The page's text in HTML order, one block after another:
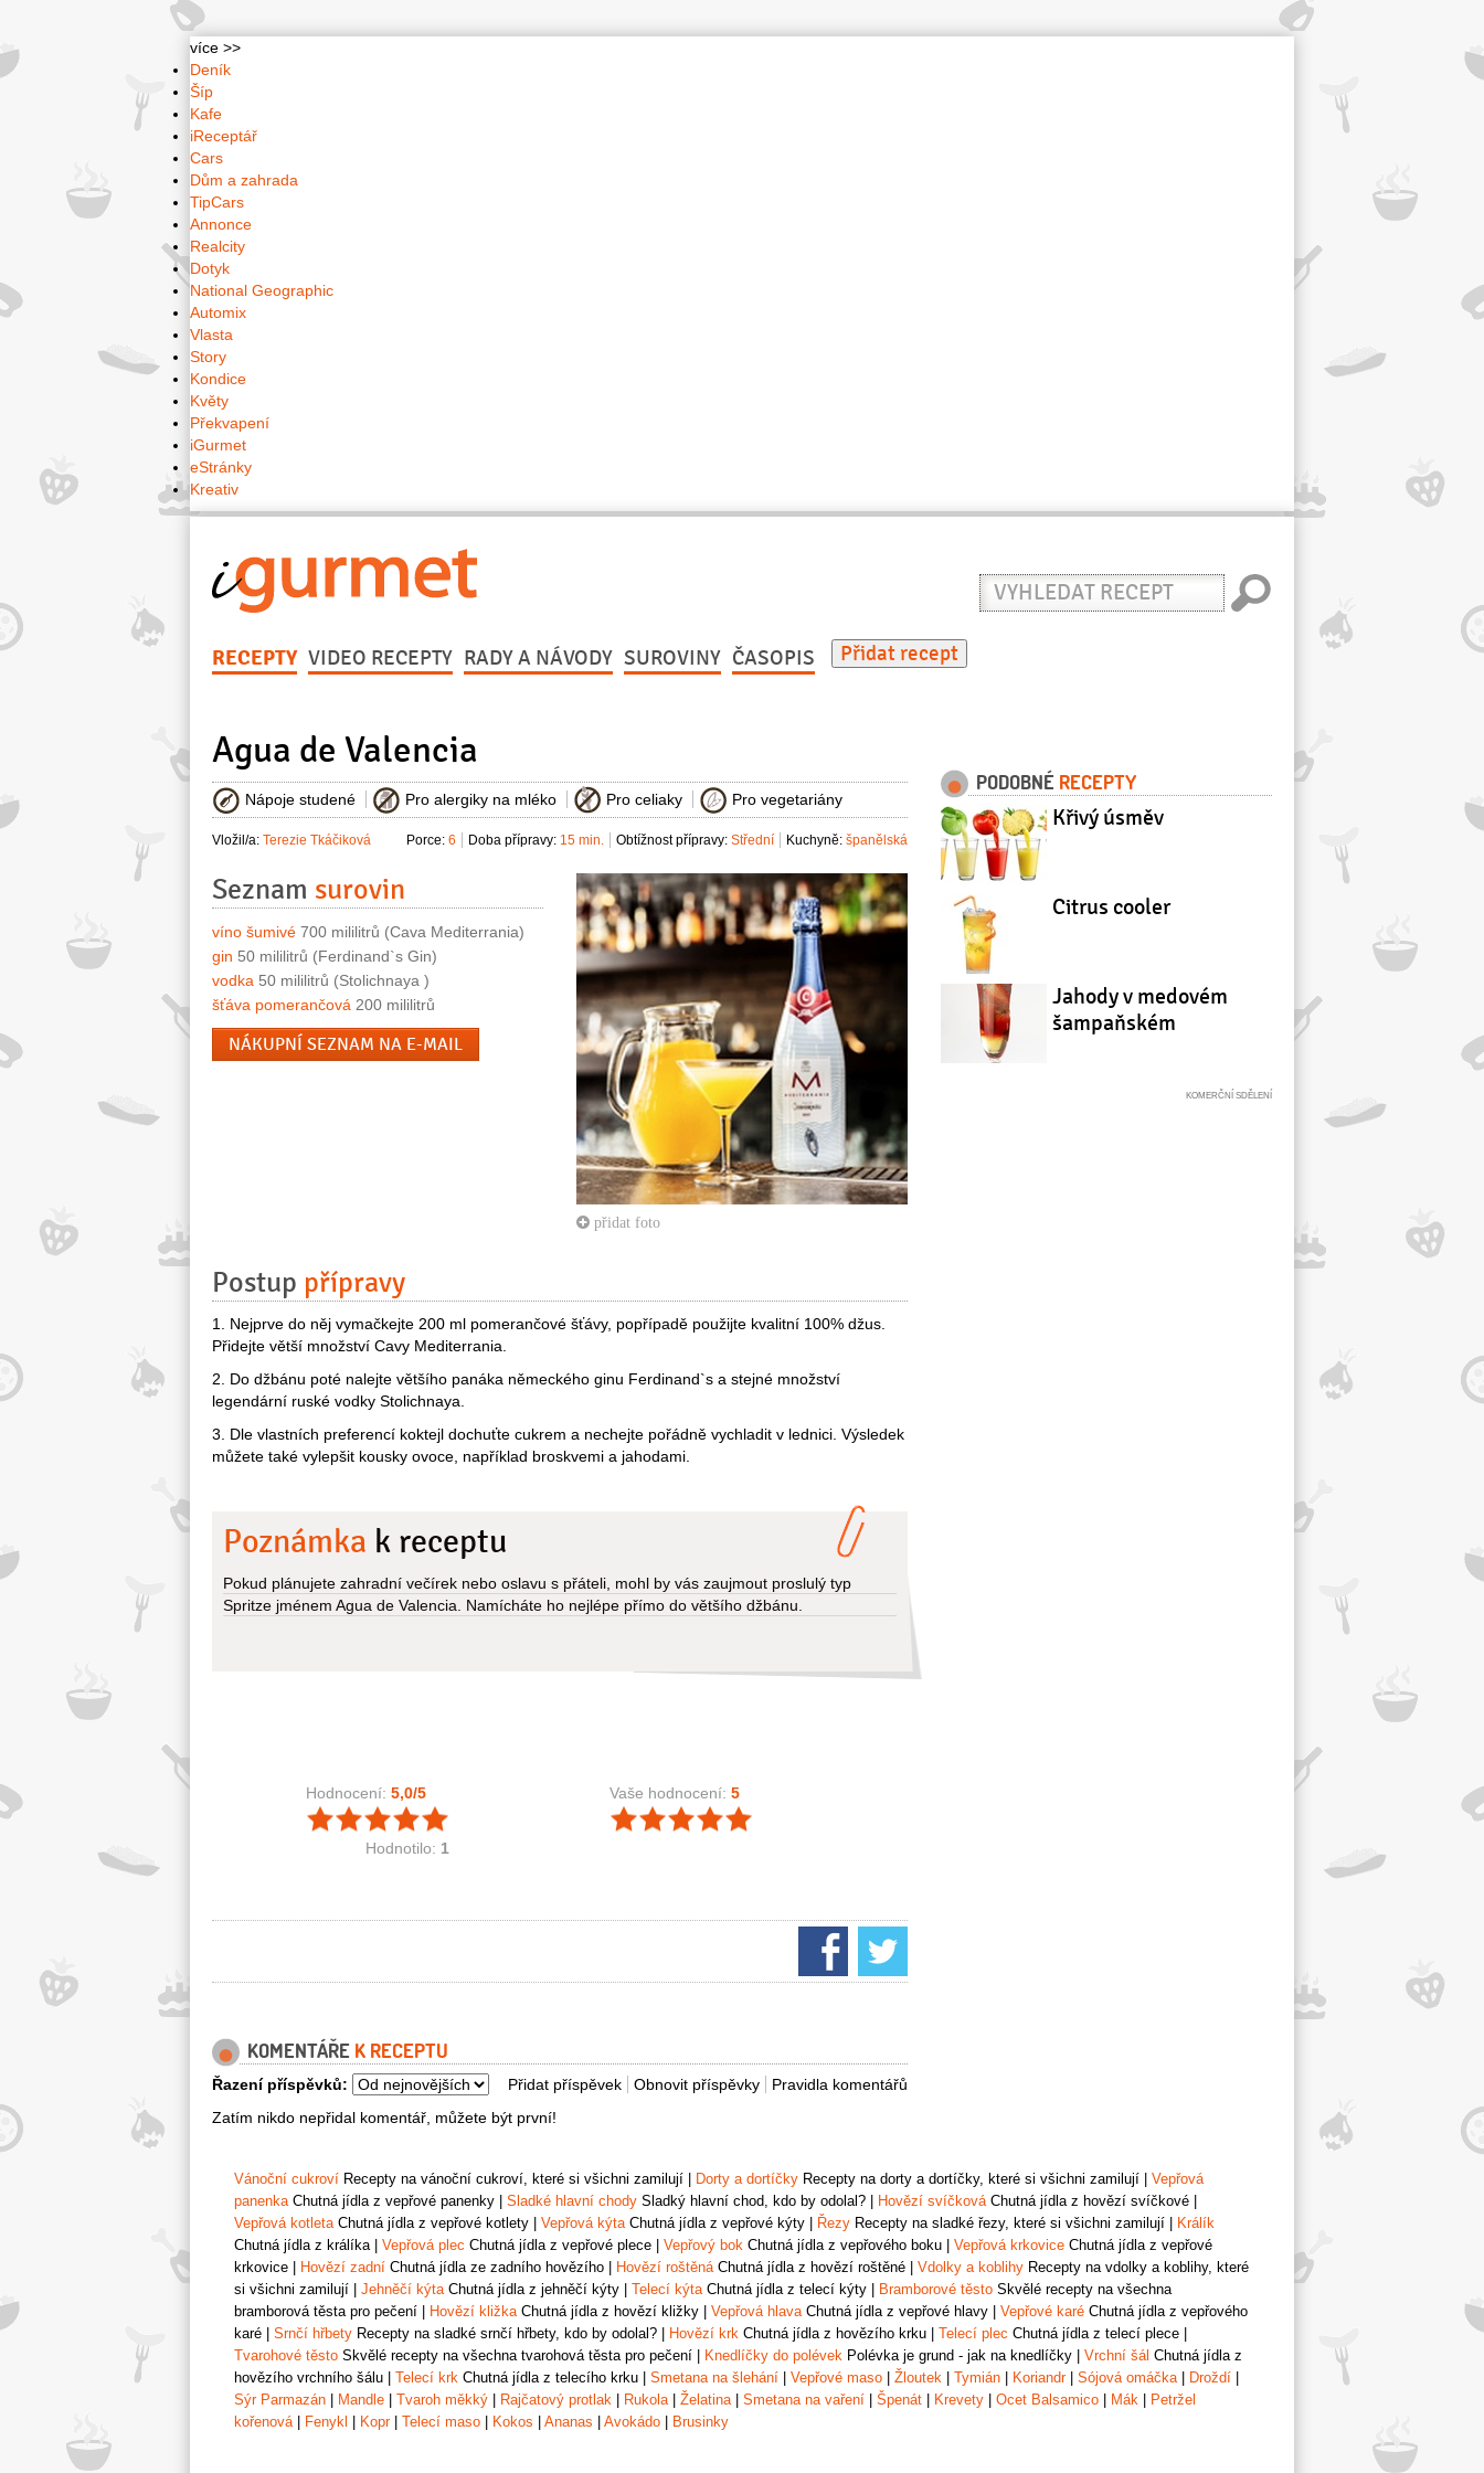
více >>
Deník
Šíp
Kafe
iReceptář
Cars
Dům a zahrada
TipCars
Annonce
Realcity
Dotyk
National Geographic
Automix
Vlasta
Story
Kondice
Květy
Překvapení
iGurmet
eStránky
Kreativ
Vyhledat
recept
RECEPTY VIDEO RECEPTY RADY A NÁVODY SUROVINY ČASOPIS Přidat recept
Agua de Valencia
Nápoje studené Pro alergiky na mléko Pro celiaky Pro vegetariány
Vložil/a: Terezie Tkáčiková Kuchyně: španělská
Obtížnost přípravy: Střední
Doba přípravy: 15 min.
Porce: 6
přidat foto
Seznam surovin
víno šumivé 700 mililitrů (Cava Mediterrania)
gin 50 mililitrů (Ferdinand`s Gin)
vodka 50 mililitrů (Stolichnaya )
šťáva pomerančová 200 mililitrů
NÁKUPNÍ SEZNAM NA E-MAIL
Postup přípravy
1. Nejprve do něj vymačkejte 200 ml pomerančové šťávy, popřípadě použijte kvalitní 100% džus.
Přidejte větší množství Cavy Mediterrania.
2. Do džbánu poté nalejte většího panáka německého ginu Ferdinand`s a stejné množství
legendární ruské vodky Stolichnaya.
3. Dle vlastních preferencí koktejl dochuťte cukrem a nechejte pořádně vychladit v lednici. Výsledek
můžete také vylepšit kousky ovoce, například broskvemi a jahodami.
Poznámka k receptu
Pokud plánujete zahradní večírek nebo oslavu s přáteli, mohl by vás zaujmout proslulý typ
Spritze jménem Agua de Valencia. Namícháte ho nejlépe přímo do většího džbánu.
Hodnocení: 5,0/5
Hodnotilo: 1
Vaše hodnocení: 5
KOMENTÁŘE K RECEPTU
Pravidla komentářů
Obnovit příspěvky
Přidat příspěvek
Řazení příspěvků:
Zatím nikdo nepřidal komentář, můžete být první!
PODOBNÉ RECEPTY
Křivý úsměv
Citrus cooler
Jahody v medovém
šampaňském
Vánoční cukroví Recepty na vánoční cukroví, které si všichni zamilují Dorty a dortíčky Recepty na dorty a dortíčky, které si všichni zamilují
Vepřová
panenkaChutná jídla z vepřové panenky Sladké hlavní chody Sladký hlavní chod, kdo by odolal? Hovězí svíčkováChutná jídla z hovězí svíčkové
Vepřová kotletaChutná jídla z vepřové kotlety Vepřová kýtaChutná jídla z vepřové kýty Řezy Recepty na sladké řezy, které si všichni zamilují
Králík
Chutná jídla z králíka| Vepřová plec Chutná jídla z vepřové plece Vepřový bok Chutná jídla z vepřového boku Vepřová krkovice Chutná jídla z vepřové
krkovice
Hovězí zadní Chutná jídla ze zadního hovězího Hovězí roštěnáChutná jídla z hovězí roštěné Vdolky a koblihy Recepty na vdolky a koblihy, které
si všichni zamilují
Jehněčí kýtaChutná jídla z jehněčí kýty Telecí kýtaChutná jídla z telecí kýty Bramborové těsto Skvělé recepty na všechna
bramborová těsta pro pečení
Hovězí kližkaChutná jídla z hovězí kližky Vepřová hlavaChutná jídla z vepřové hlavy Vepřové karé Chutná jídla z vepřového
karé
Srnčí hřbety Recepty na sladké srnčí hřbety, kdo by odolal? Hovězí krk Chutná jídla z hovězího krku Telecí plec Chutná jídla z telecí plece
Tvarohové těsto Skvělé recepty na všechna tvarohová těsta pro pečení Knedlíčky do polévek Polévka je grund - jak na knedlíčky Vrchní šál Chutná jídla z
hovězího vrchního šálu
Telecí krk Chutná jídla z telecího krku Smetana na šlehání Vepřové maso Žloutek Tymián Koriandr| Sójová omáčka| Droždí
Sýr Parmazán
Mandle Tvaroh měkký Rajčatový protlak Rukola| Želatina| Smetana na vaření Špenát Krevety Ocet Balsamico Mák
Petržel
kořenová| Fenykl Kopr| Telecí maso Kokos Ananas Avokádo Brusinky